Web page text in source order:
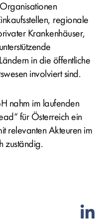
regionale
Krankenhäuser,
in die öffentliche
involviert sind.
nahm im laufenden
für Österreich ein
relevanten Akteuren im
zuständig.